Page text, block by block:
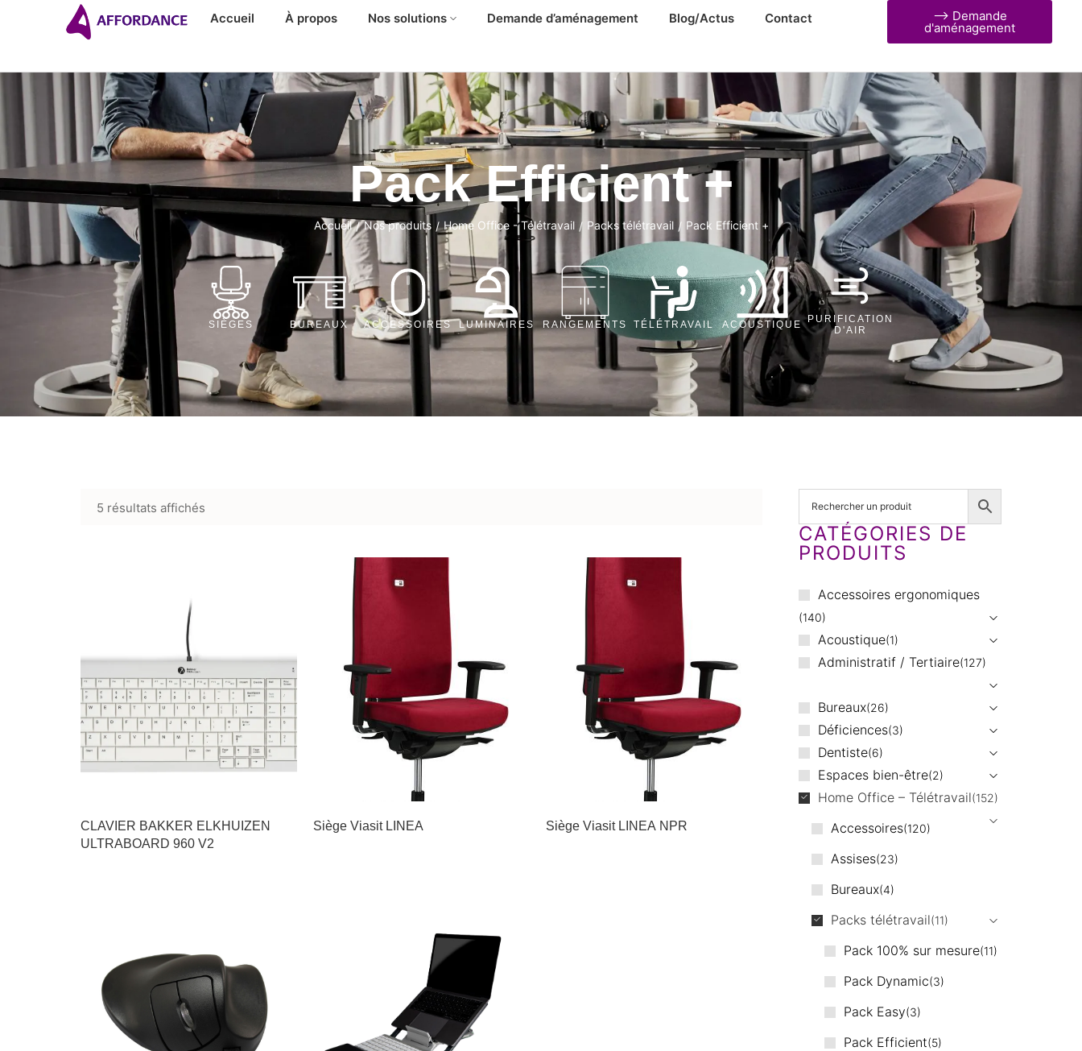
Accueil À propos Nos solutions Demande d’aménagement Blog/Actus Contact ⟶ Demande
d'aménagement
Pack Efficient +
Accueil / Nos produits / Home Office - Télétravail / Packs télétravail / Pack Efficient +
SIÈGES BUREAUX ACCESSOIRES LUMINAIRES RANGEMENTS TÉLÉTRAVAIL ACOUSTIQUE PURIFICATION
D'AIR
5 résultats affichés
CLAVIER BAKKER ELKHUIZEN
ULTRABOARD 960 V2
Siège Viasit LINEA Siège Viasit LINEA NPR
CATÉGORIES DE
PRODUITS
Accessoires ergonomiques
140
Acoustique 1
Administratif / Tertiaire 127
Bureaux 26
Déficiences 3
Dentiste 6
Espaces bien-être 2
Home Office – Télétravail 152
Accessoires 120
Assises 23
Bureaux 4
Packs télétravail 11
Pack 100% sur mesure 11
Pack Dynamic 3
Pack Easy 3
Pack Efficient 5